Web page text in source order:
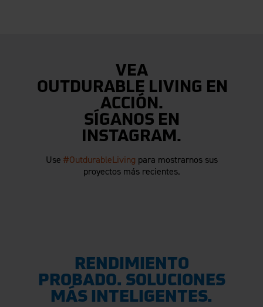
VEA
OUTDURABLE LIVING EN
ACCIÓN.
SÍGANOS EN
INSTAGRAM.
Use #OutdurableLiving para mostrarnos sus
proyectos más recientes.
RENDIMIENTO
PROBADO. SOLUCIONES
MÁS INTELIGENTES.